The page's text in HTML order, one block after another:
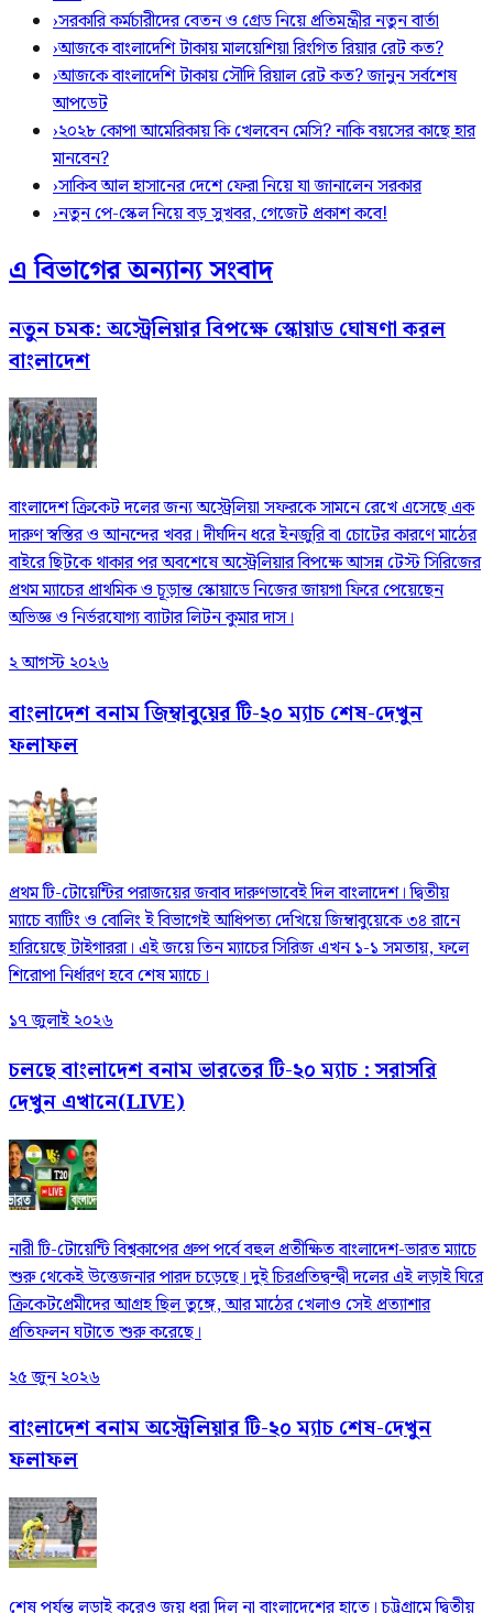
›সরকারি কর্মচারীদের বেতন ও গ্রেড নিয়ে প্রতিমন্ত্রীর নতুন বার্তা
›আজকে বাংলাদেশি টাকায় মালয়েশিয়া রিংগিত রিয়ার রেট কত?
›আজকে বাংলাদেশি টাকায় সৌদি রিয়াল রেট কত? জানুন সর্বশেষ
আপডেট
›২০২৮ কোপা আমেরিকায় কি খেলবেন মেসি? নাকি বয়সের কাছে হার
মানবেন?
›সাকিব আল হাসানের দেশে ফেরা নিয়ে যা জানালেন সরকার
›নতুন পে-স্কেল নিয়ে বড় সুখবর, গেজেট প্রকাশ কবে!
এ বিভাগের অন্যান্য সংবাদ
নতুন চমক: অস্ট্রেলিয়ার বিপক্ষে স্কোয়াড ঘোষণা করল
বাংলাদেশ
বাংলাদেশ ক্রিকেট দলের জন্য অস্ট্রেলিয়া সফরকে সামনে রেখে এসেছে এক
দারুণ স্বস্তির ও আনন্দের খবর। দীর্ঘদিন ধরে ইনজুরি বা চোটের কারণে মাঠের
বাইরে ছিটকে থাকার পর অবশেষে অস্ট্রেলিয়ার বিপক্ষে আসন্ন টেস্ট সিরিজের
প্রথম ম্যাচের প্রাথমিক ও চূড়ান্ত স্কোয়াডে নিজের জায়গা ফিরে পেয়েছেন
অভিজ্ঞ ও নির্ভরযোগ্য ব্যাটার লিটন কুমার দাস।
২ আগস্ট ২০২৬
বাংলাদেশ বনাম জিম্বাবুয়ের টি-২০ ম্যাচ শেষ-দেখুন
ফলাফল
প্রথম টি-টোয়েন্টির পরাজয়ের জবাব দারুণভাবেই দিল বাংলাদেশ। দ্বিতীয়
ম্যাচে ব্যাটিং ও বোলিং ই বিভাগেই আধিপত্য দেখিয়ে জিম্বাবুয়েকে ৩৪ রানে
হারিয়েছে টাইগাররা। এই জয়ে তিন ম্যাচের সিরিজ এখন ১-১ সমতায়, ফলে
শিরোপা নির্ধারণ হবে শেষ ম্যাচে।
১৭ জুলাই ২০২৬
চলছে বাংলাদেশ বনাম ভারতের টি-২০ ম্যাচ : সরাসরি
দেখুন এখানে(LIVE)
নারী টি-টোয়েন্টি বিশ্বকাপের গ্রুপ পর্বে বহুল প্রতীক্ষিত বাংলাদেশ-ভারত ম্যাচে
শুরু থেকেই উত্তেজনার পারদ চড়েছে। দুই চিরপ্রতিদ্বন্দ্বী দলের এই লড়াই ঘিরে
ক্রিকেটপ্রেমীদের আগ্রহ ছিল তুঙ্গে, আর মাঠের খেলাও সেই প্রত্যাশার
প্রতিফলন ঘটাতে শুরু করেছে।
২৫ জুন ২০২৬
বাংলাদেশ বনাম অস্ট্রেলিয়ার টি-২০ ম্যাচ শেষ-দেখুন
ফলাফল